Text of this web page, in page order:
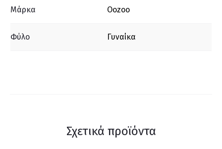
Μάρκα Oozoo
Φύλο Γυναίκα
Σχετικά προϊόντα